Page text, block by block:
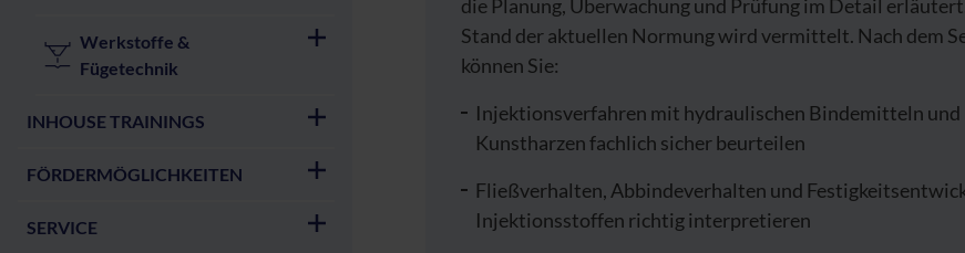
Werkstoffe &
Fügetechnik
INHOUSE TRAININGS
FÖRDERMÖGLICHKEITEN
SERVICE
die Planung, Überwachung und Prüfung im Detail
Stand der aktuellen Normung wird vermittelt. Nach dem
können Sie:
Injektionsverfahren mit hydraulischen Bindemitteln und
Kunstharzen fachlich sicher beurteilen
Fließverhalten, Abbindeverhalten und
Injektionsstoffen richtig interpretieren